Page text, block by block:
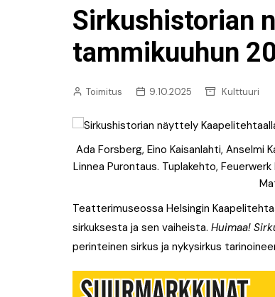
Uutiset: Matkailu
Uutiset: Musiikki
Sirkushistorian
tammikuuhun
Toimitus 9.10.2025 Kulttuuri
Ada Forsberg, Eino Kaisanlahti, Anselmi
Linnea Purontaus. Tuplakehto,
Teatterimuseossa Helsingin
sirkuksesta ja sen vaiheista. Huimaa!
perinteinen sirkus ja nykysirkus